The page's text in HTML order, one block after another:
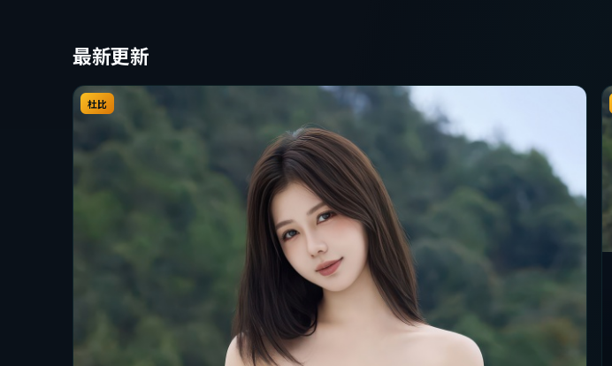
最新更新
杜比